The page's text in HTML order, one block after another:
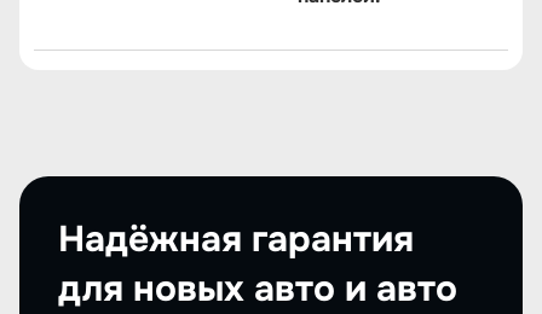
Надёжная гарантия
для новых авто и авто